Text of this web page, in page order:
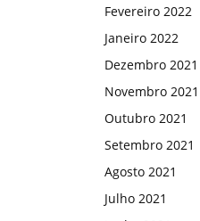
Fevereiro 2022
Janeiro 2022
Dezembro 2021
Novembro 2021
Outubro 2021
Setembro 2021
Agosto 2021
Julho 2021